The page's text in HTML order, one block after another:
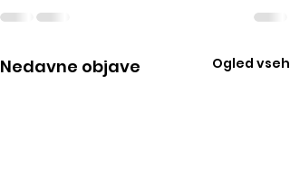
Nedavne objave Ogled vseh